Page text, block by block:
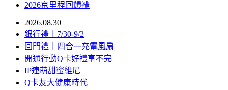
2026京里程回饋禮
2026.08.30
銀行禮｜7/30-9/2
回門禮｜四合一充電風扇
開通行動Q卡好禮享不完
IP連萌甜蜜維尼
Q卡友大健康時代